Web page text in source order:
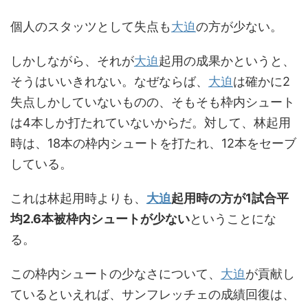
個人のスタッツとして失点も大迫の方が少ない。
しかしながら、それが大迫起用の成果かというと、
そうはいいきれない。なぜならば、 大迫は確かに2
失点しかしていないものの、そもそも枠内シュート
は4本しか打たれていないからだ。対して、林起用
時は、18本の枠内シュートを打たれ、12本をセーブ
している。
これは林起用時よりも、 大迫起用時の方が1試合平
均2.6本被枠内シュートが少ないということにな
る。
この枠内シュートの少なさについて、 大迫が貢献し
ているといえれば、サンフレッチェの成績回復は、